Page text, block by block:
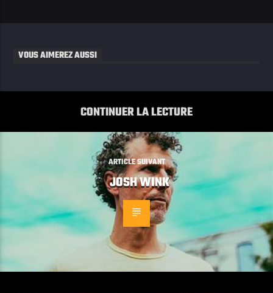
VOUS AIMEREZ AUSSI
CONTINUER LA LECTURE
ARTICLE SUIVANT
JOSH WINK